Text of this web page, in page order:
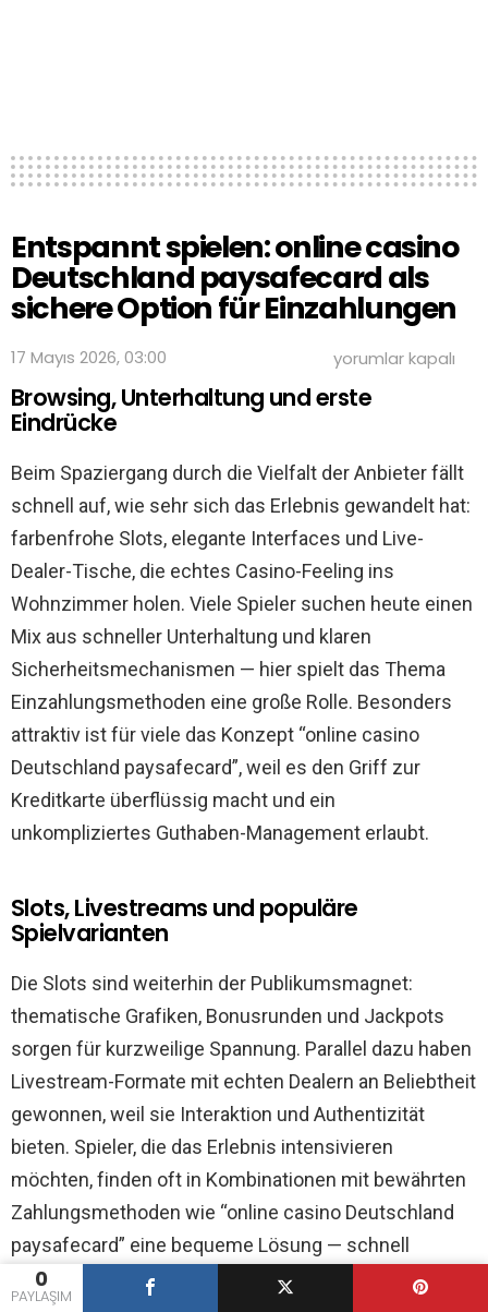
0
PAYLAŞIM
Entspannt spielen: online casino
Deutschland paysafecard als
sichere Option für Einzahlungen
17 Mayıs 2026, 03:00
Entspannt
spielen:
online
als
Option
für
Einzahlungen
için
yorumlar kapalı
Browsing, Unterhaltung und erste
Eindrücke
Beim Spaziergang durch die Vielfalt der Anbieter fällt
schnell auf, wie sehr sich das Erlebnis gewandelt hat:
farbenfrohe Slots, elegante Interfaces und Live-
Dealer-Tische, die echtes Casino-Feeling ins
Wohnzimmer holen. Viele Spieler suchen heute einen
Mix aus schneller Unterhaltung und klaren
Sicherheitsmechanismen — hier spielt das Thema
Einzahlungsmethoden eine große Rolle. Besonders
attraktiv ist für viele das Konzept “online casino
Deutschland paysafecard”, weil es den Griff zur
Kreditkarte überflüssig macht und ein
unkompliziertes Guthaben-Management erlaubt.
Slots, Livestreams und populäre
Spielvarianten
Die Slots sind weiterhin der Publikumsmagnet:
thematische Grafiken, Bonusrunden und Jackpots
sorgen für kurzweilige Spannung. Parallel dazu haben
Livestream-Formate mit echten Dealern an Beliebtheit
gewonnen, weil sie Interaktion und Authentizität
bieten. Spieler, die das Erlebnis intensivieren
möchten, finden oft in Kombinationen mit bewährten
Zahlungsmethoden wie “online casino Deutschland
paysafecard” eine bequeme Lösung — schnell
aufladen und direkt teilnehmen, ohne lange